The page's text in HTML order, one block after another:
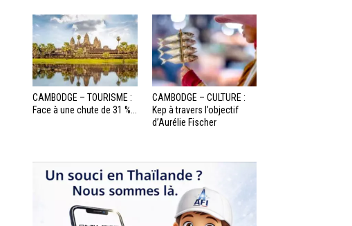
CAMBODGE – TOURISME :
Face à une chute de 31 %...
CAMBODGE – CULTURE :
Kep à travers l’objectif
d’Aurélie Fischer